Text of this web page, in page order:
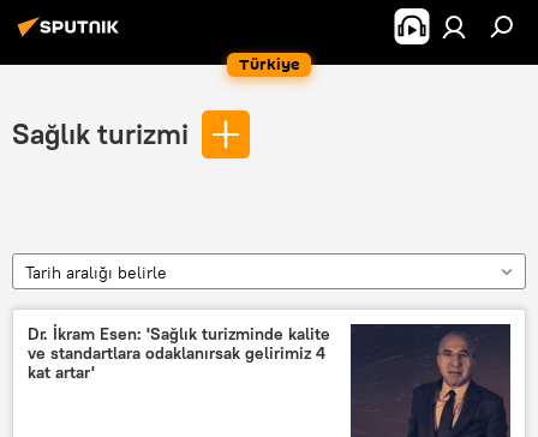
Türkiye
Sağlık turizmi
Tarih aralığı belirle
Dr. İkram Esen: 'Sağlık turizminde kalite
ve standartlara odaklanırsak gelirimiz 4
kat artar'